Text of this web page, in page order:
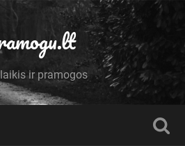
ir pramogos